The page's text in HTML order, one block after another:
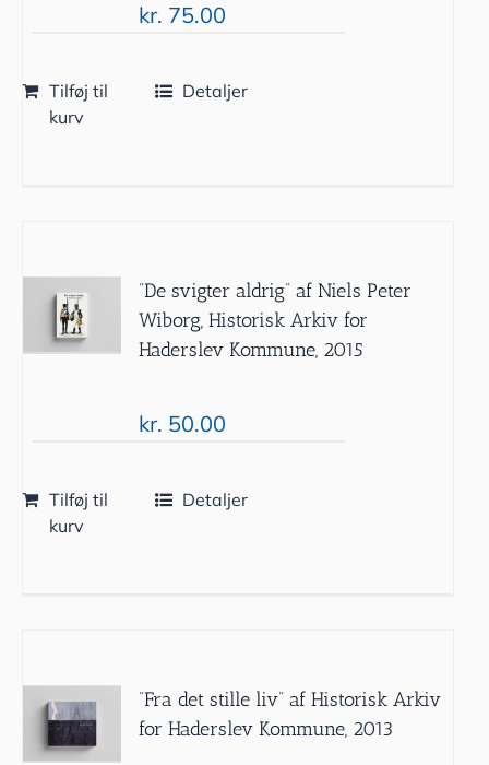
kr. 75.00
Tilføj til
kurv
Detaljer
”De svigter aldrig” af Niels Peter
Wiborg, Historisk Arkiv for
Haderslev Kommune, 2015
kr. 50.00
Tilføj til
kurv
Detaljer
”Fra det stille liv” af Historisk Arkiv
for Haderslev Kommune, 2013